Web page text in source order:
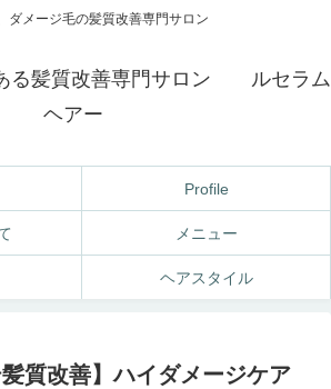
ダメージ毛の髪質改善専門サロン
る髪質改善専門サロン ルセラム
ヘアー
Profile
メニュー
ヘアスタイル
髪質改善】ハイダメージケア